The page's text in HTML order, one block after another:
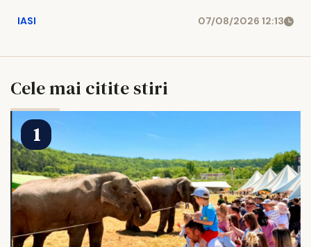
IASI 07/08/2026 12:13
Cele mai citite stiri